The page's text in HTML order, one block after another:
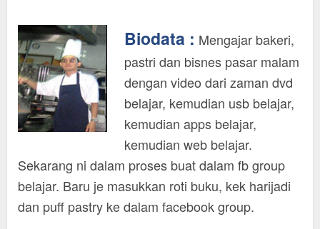
Biodata : Mengajar bakeri,
pastri dan bisnes pasar malam
dengan video dari zaman dvd
belajar, kemudian usb belajar,
kemudian apps belajar,
kemudian web belajar.
Sekarang ni dalam proses buat dalam fb group
belajar. Baru je masukkan roti buku, kek harijadi
dan puff pastry ke dalam facebook group.